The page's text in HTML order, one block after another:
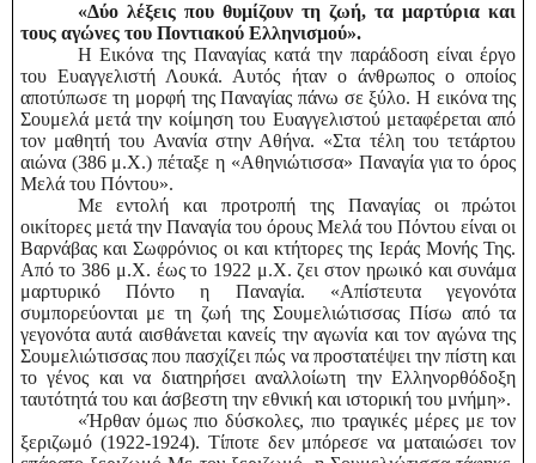
«Δύο λέξεις που θυμίζουν τη ζωή, τα μαρτύρια και
τους αγώνες του Ποντιακού Ελληνισμού».
Η Εικόνα της Παναγίας κατά την παράδοση είναι έργο
του Ευαγγελιστή Λουκά. Αυτός ήταν ο άνθρωπος ο οποίος
αποτύπωσε τη μορφή της Παναγίας πάνω σε ξύλο. Η εικόνα της
Σουμελά μετά την κοίμηση του Ευαγγελιστού μεταφέρεται από
τον μαθητή του Ανανία στην Αθήνα. «Στα τέλη του τετάρτου
αιώνα (386 μ.Χ.) πέταξε η «Αθηνιώτισσα» Παναγία για το όρος
Μελά του Πόντου».
Με εντολή και προτροπή της Παναγίας οι πρώτοι
οικίτορες μετά την Παναγία του όρους Μελά του Πόντου είναι οι
Βαρνάβας και Σωφρόνιος οι και κτήτορες της Ιεράς Μονής Της.
Από το 386 μ.Χ. έως το 1922 μ.Χ. ζει στον ηρωικό και συνάμα
μαρτυρικό Πόντο η Παναγία. «Απίστευτα γεγονότα
συμπορεύονται με τη ζωή της Σουμελιώτισσας Πίσω από τα
γεγονότα αυτά αισθάνεται κανείς την αγωνία και τον αγώνα της
Σουμελιώτισσας που πασχίζει πώς να προστατέψει την πίστη και
το γένος και να διατηρήσει αναλλοίωτη την Ελληνορθόδοξη
ταυτότητά του και άσβεστη την εθνική και ιστορική του μνήμη».
«Ήρθαν όμως πιο δύσκολες, πιο τραγικές μέρες με τον
ξεριζωμό (1922-1924). Τίποτε δεν μπόρεσε να ματαιώσει τον